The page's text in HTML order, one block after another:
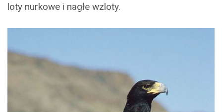
loty nurkowe i nagłe wzloty.